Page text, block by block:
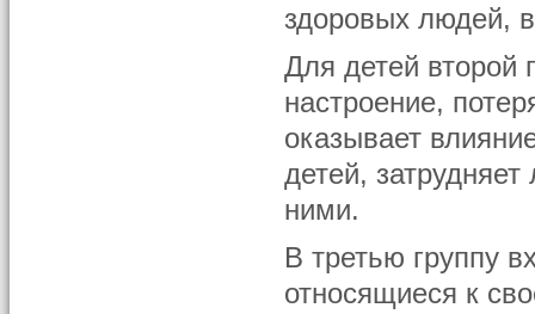
здоровых людей,
Для детей второй
настроение,
оказывает
детей,
ними.
В третью группу
относящиеся к